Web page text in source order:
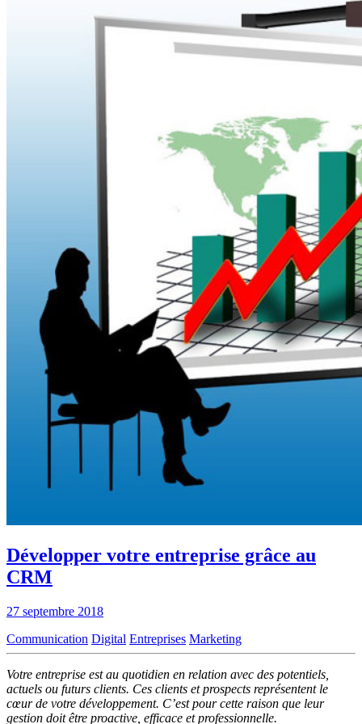
Développer votre entreprise grâce au
CRM
27 septembre 2018
Communication Digital Entreprises Marketing
Votre entreprise est au quotidien en relation avec des potentiels,
actuels ou futurs clients. Ces clients et prospects représentent le
cœur de votre développement. C’est pour cette raison que leur
gestion doit être proactive, efficace et professionnelle.